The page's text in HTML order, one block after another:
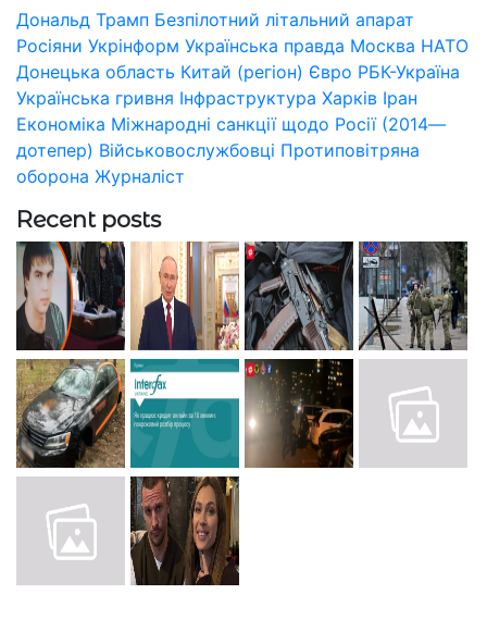
Дональд Трамп Безпілотний літальний апарат
Росіяни Укрінформ Українська правда Москва НАТО
Донецька область Китай (регіон) Євро РБК-Україна
Українська гривня Інфраструктура Харків Іран
Економіка Міжнародні санкції щодо Росії (2014—
дотепер) Військовослужбовці Протиповітряна
оборона Журналіст
Recent posts